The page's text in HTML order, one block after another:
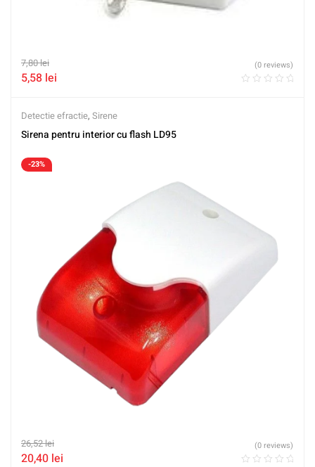
7,80lei
5,58 lei
(0 reviews)
Detectie efractie, Sirene
Sirena pentru interior cu flash LD95
-23%
26,52lei
20,40 lei
(0 reviews)